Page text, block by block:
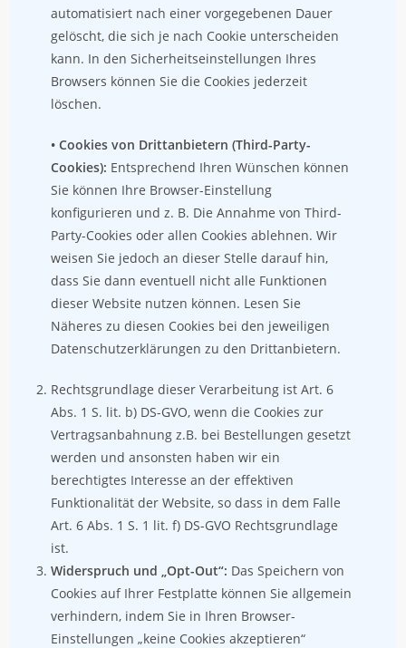
automatisiert nach einer vorgegebenen Dauer
gelöscht, die sich je nach Cookie unterscheiden
kann. In den Sicherheitseinstellungen Ihres
Browsers können Sie die Cookies jederzeit
löschen.
• Cookies von Drittanbietern (Third-Party-
Cookies): Entsprechend Ihren Wünschen können
Sie können Ihre Browser-Einstellung
konfigurieren und z. B. Die Annahme von Third-
Party-Cookies oder allen Cookies ablehnen. Wir
weisen Sie jedoch an dieser Stelle darauf hin,
dass Sie dann eventuell nicht alle Funktionen
dieser Website nutzen können. Lesen Sie
Näheres zu diesen Cookies bei den jeweiligen
Datenschutzerklärungen zu den Drittanbietern.
Rechtsgrundlage dieser Verarbeitung ist Art. 6
Abs. 1 S. lit. b) DS-GVO, wenn die Cookies zur
Vertragsanbahnung z.B. bei Bestellungen gesetzt
werden und ansonsten haben wir ein
berechtigtes Interesse an der effektiven
Funktionalität der Website, so dass in dem Falle
Art. 6 Abs. 1 S. 1 lit. f) DS-GVO Rechtsgrundlage
ist.
Widerspruch und „Opt-Out“: Das Speichern von
Cookies auf Ihrer Festplatte können Sie allgemein
verhindern, indem Sie in Ihren Browser-
Einstellungen „keine Cookies akzeptieren“